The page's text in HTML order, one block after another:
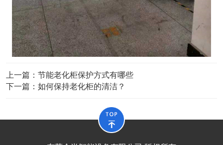
上一篇： 节能老化柜保护方式有哪些
下一篇： 如何保持老化柜的清洁？